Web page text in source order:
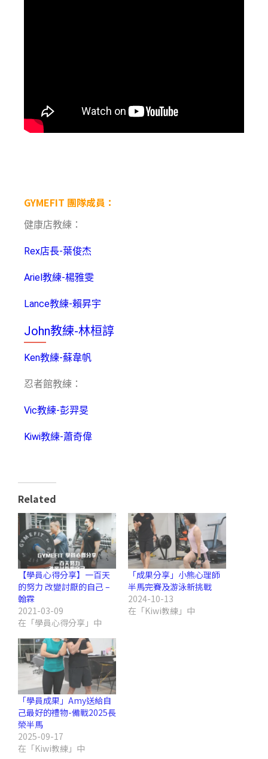
GYMEFIT 團隊成員：
健康店教練：
Rex店長-葉俊杰
Ariel教練-楊雅雯
Lance教練-賴昇宇
John教練-林桓諄
Ken教練-蘇韋帆
忍者館教練：
Vic教練-彭羿旻
Kiwi教練-蕭奇偉
Related
【學員心得分享】一百天
的努力 改變討厭的自己 –
翰霖
2021-03-09
在「學員心得分享」中
「成果分享」小熊心理師
半馬完賽及游泳新挑戰
2024-10-13
在「Kiwi教練」中
「學員成果」Amy送給自
己最好的禮物-備戰2025長
榮半馬
2025-09-17
在「Kiwi教練」中